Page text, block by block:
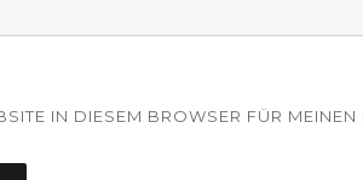
IN DIESEM BROWSER FÜR